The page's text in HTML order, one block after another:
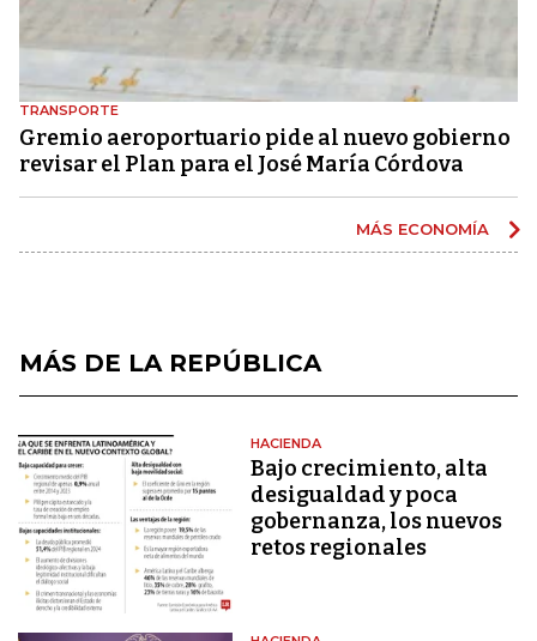
TRANSPORTE
Gremio aeroportuario pide al nuevo gobierno
revisar el Plan para el José María Córdova
MÁS ECONOMÍA
MÁS DE LA REPÚBLICA
HACIENDA
Bajo crecimiento, alta
desigualdad y poca
gobernanza, los nuevos
retos regionales